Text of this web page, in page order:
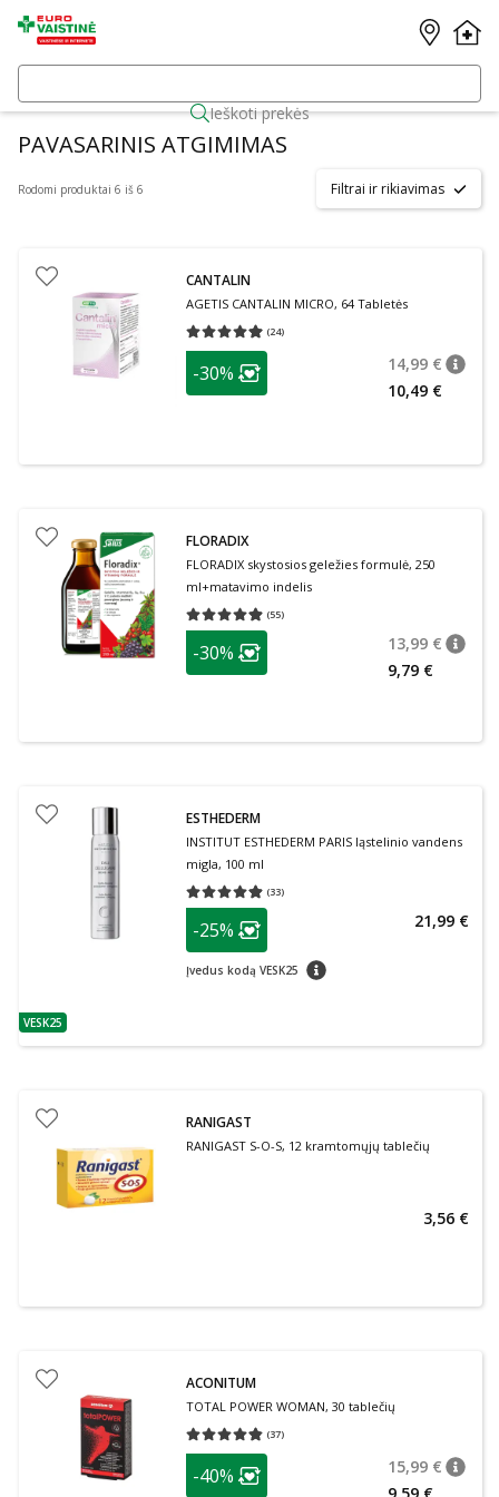
Ieškoti prekės
PAVASARINIS ATGIMIMAS
Rodomi produktai 6 iš 6 Filtrai ir rikiavimas
CANTALIN
AGETIS CANTALIN MICRO, 64 Tabletės
(24)
Vidutinis įvertinimas 4.92
patarimas
Lojalumo klubo narių nuolaida
-30% 14,99 €
10,49 €
FLORADIX
FLORADIX skystosios geležies formulė, 250
ml+matavimo indelis
(55)
Vidutinis įvertinimas 4.89
patarimas
Lojalumo klubo narių nuolaida
-30% 13,99 €
9,79 €
patarimas
VESK25
ESTHEDERM
INSTITUT ESTHEDERM PARIS ląstelinio vandens
migla, 100 ml
(33)
Vidutinis įvertinimas 4.88
patarimas
Lojalumo klubo narių nuolaida
-25%
Įvedus kodą VESK25 patarimas
21,99 €
RANIGAST
RANIGAST S-O-S, 12 kramtomųjų tablečių
3,56 €
ACONITUM
TOTAL POWER WOMAN, 30 tablečių
(37)
Vidutinis įvertinimas 4.78
patarimas
Lojalumo klubo narių nuolaida
-40% 15,99 €
9,59 €